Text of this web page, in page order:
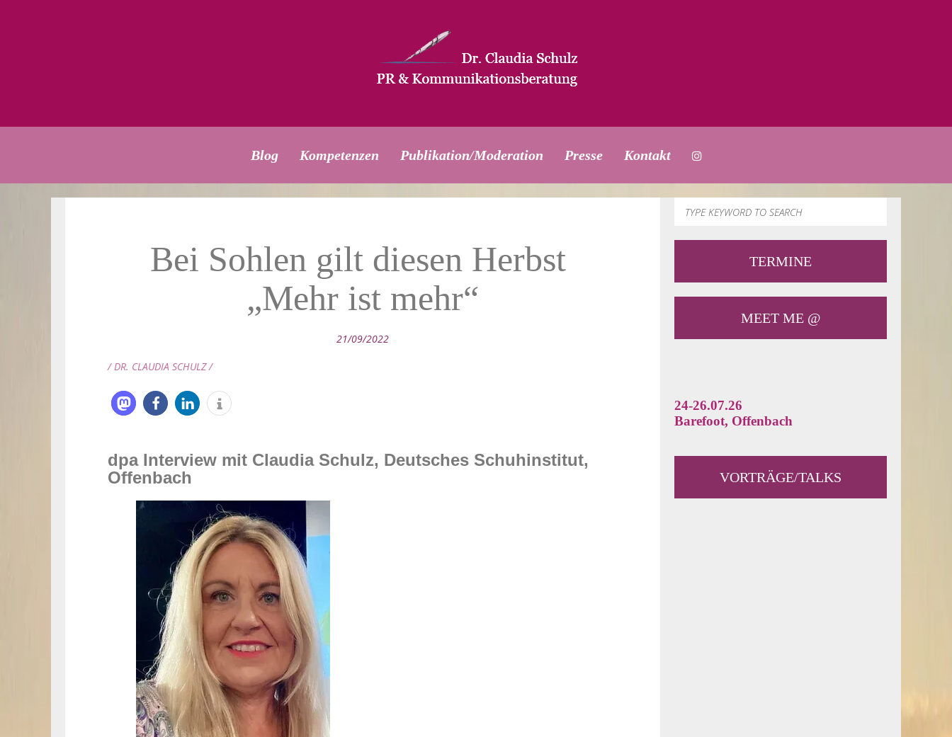
Blog Kompetenzen Publikation/Moderation Presse Kontakt
Bei Sohlen gilt diesen Herbst
„Mehr ist mehr“
21/09/2022
/ DR. CLAUDIA SCHULZ /
dpa Interview mit Claudia Schulz, Deutsches Schuhinstitut,
Offenbach
TERMINE
MEET ME @
24-26.07.26
Barefoot, Offenbach
VORTRÄGE/TALKS